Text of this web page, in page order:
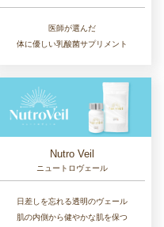
医師が選んだ
体に優しい乳酸菌サプリメント
Nutro Veil
ニュートロヴェール
日差しを忘れる透明のヴェール
肌の内側から健やかな肌を保つ